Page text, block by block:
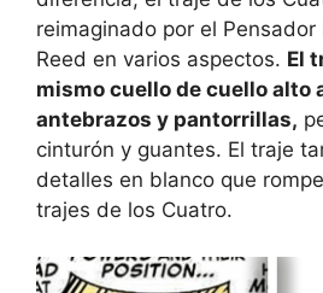
reimaginado por el
Reed en varios aspectos. El
mismo cuello de cuello alto
antebrazos y pantorrillas,
cinturón y guantes. El traje
detalles en blanco que
trajes de los Cuatro.